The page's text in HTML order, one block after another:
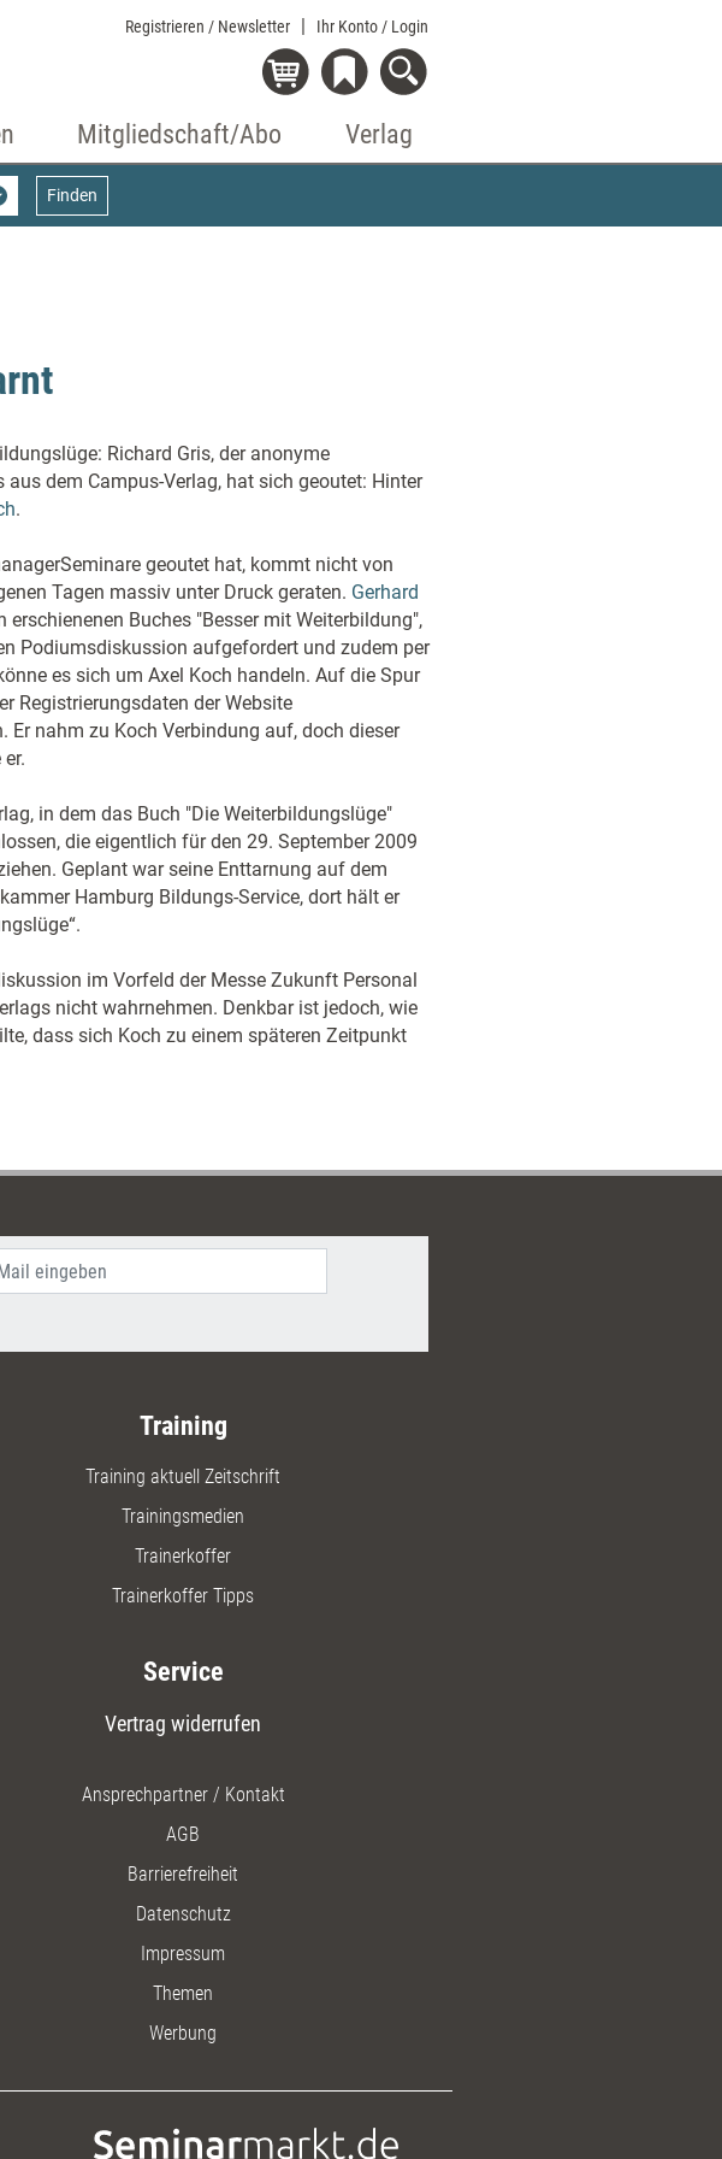
Registrieren / Newsletter Ihr Konto / Login
Mitgliedschaft/Abo Verlag
Finden
Richard Gris, der anonyme
dem Campus-Verlag, hat sich geoutet: Hinter
.
geoutet hat, kommt nicht von
Tagen massiv unter Druck geraten. Gerhard
erschienenen Buches "Besser mit Weiterbildung",
Podiumsdiskussion aufgefordert und zudem per
es sich um Axel Koch handeln. Auf die Spur
Registrierungsdaten der Website
nahm zu Koch Verbindung auf, doch dieser
in dem das Buch "Die Weiterbildungslüge"
die eigentlich für den 29. September 2009
Geplant war seine Enttarnung auf dem
Hamburg Bildungs-Service, dort hält er
im Vorfeld der Messe Zukunft Personal
nicht wahrnehmen. Denkbar ist jedoch, wie
dass sich Koch zu einem späteren Zeitpunkt
Training
Training aktuell Zeitschrift
Trainingsmedien
Trainerkoffer
Trainerkoffer Tipps
Service
Vertrag widerrufen
Ansprechpartner / Kontakt
AGB
Barrierefreiheit
Datenschutz
Impressum
Themen
Werbung